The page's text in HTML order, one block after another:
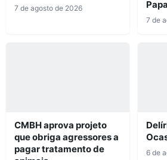
7 de agosto de 2026
Papa
7 de
CMBH aprova projeto
que obriga agressores a
pagar tratamento de
6 de